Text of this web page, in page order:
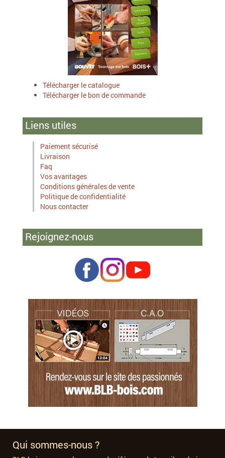
Télécharger le catalogue
Télécharger le bon de commande
Liens utiles
Paiement sécurisé
Livraison
Faq
Vos avantages
Conditions générales de vente
Politique de confidentialité
Nous contacter
Rejoignez-nous
Qui sommes-nous ?